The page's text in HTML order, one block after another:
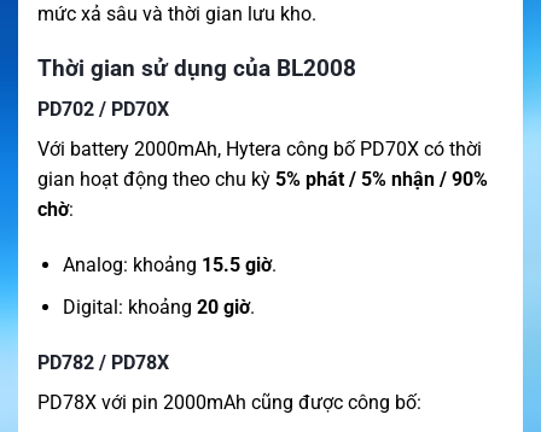
mức xả sâu và thời gian lưu kho.
Thời gian sử dụng của BL2008
PD702 / PD70X
Với battery 2000mAh, Hytera công bố PD70X có thời
gian hoạt động theo chu kỳ 5% phát / 5% nhận / 90%
chờ:
Analog: khoảng 15.5 giờ.
Digital: khoảng 20 giờ.
PD782 / PD78X
PD78X với pin 2000mAh cũng được công bố: